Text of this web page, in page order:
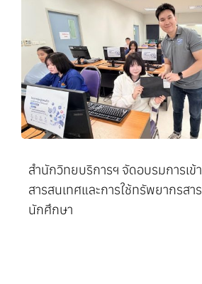
สำนักวิทยบริการฯ จัดอบรมการเข้
สารสนเทศและการใช้ทรัพยากรสา
นักศึกษา